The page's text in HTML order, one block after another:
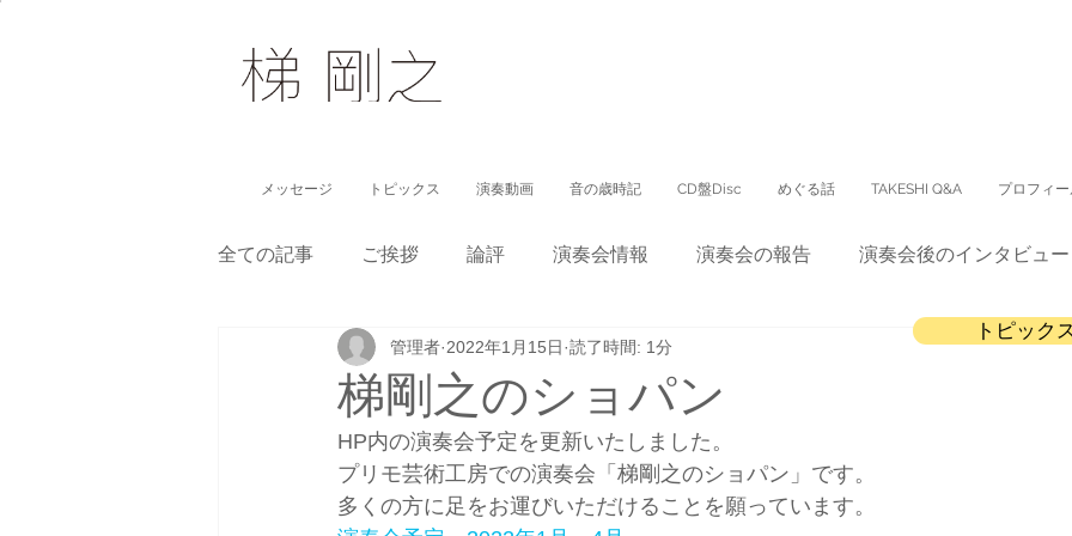
メッセージ トピックス 演奏動画 音の歳時記 CD盤Disc めぐる話 TAKESHI Q&A プロフィ
全ての記事 ご挨拶 論評 演奏会情報 演奏会の報告 演奏会後のインタビュー
子どもに伝えるクラシック CD 会報誌 配信コンサート
梯剛之のショパン
管理者 2022年1月15日 読了時間: 1分
HP内の演奏会予定を更新いたしました。
プリモ芸術工房での演奏会「梯剛之のショパン」です。
多くの方に足をお運びいただけることを願っています。
トピック